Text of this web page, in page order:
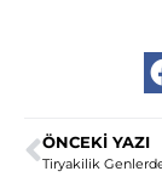
ÖNCEKI YAZI
Tiryakilik